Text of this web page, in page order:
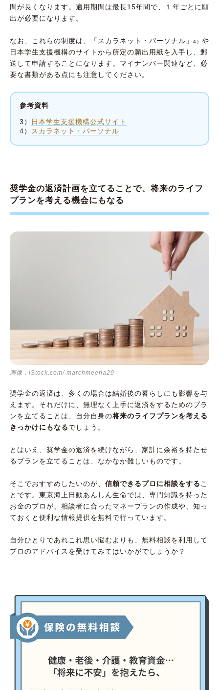
間が長くなります。適用期間は最長15年間で、１年ごとに願
出が必要になります。
なお、これらの制度は、「スカラネット・パーソナル」 4） や
日本学生支援機構のサイトから所定の願出用紙を入手し、郵
送して申請することになります。マイナンバー関連など、必
要な書類がある点にも注意してください。
参考資料
3）
日本学生支援機構公式サイト
4）
スカラネット・パーソナル
奨学金の返済計画を立てることで、将来のライフ
プランを考える機会にもなる
画像：iStock.com/ marchmeena29
奨学金の返済は、多くの場合は結婚後の暮らしにも影響を与
えます。それだけに、無理なく上手に返済をするためのプラ
ンを立てることは、自分自身の将来のライフプランを考える
きっかけにもなるでしょう。
とはいえ、奨学金の返済を続けながら、家計に余裕を持たせ
るプランを立てることは、なかなか難しいものです。
そこでおすすめしたいのが、 信頼できるプロに相談をする こ
とです。東京海上日動あんしん生命では、専門知識を持った
お金のプロが、相談者に合ったマネープランの作成や、知っ
ておくと便利な情報提供を無料で行っています。
自分ひとりであれこれ思い悩むよりも、無料相談を利用して
プロのアドバイスを受けてみてはいかがでしょうか？